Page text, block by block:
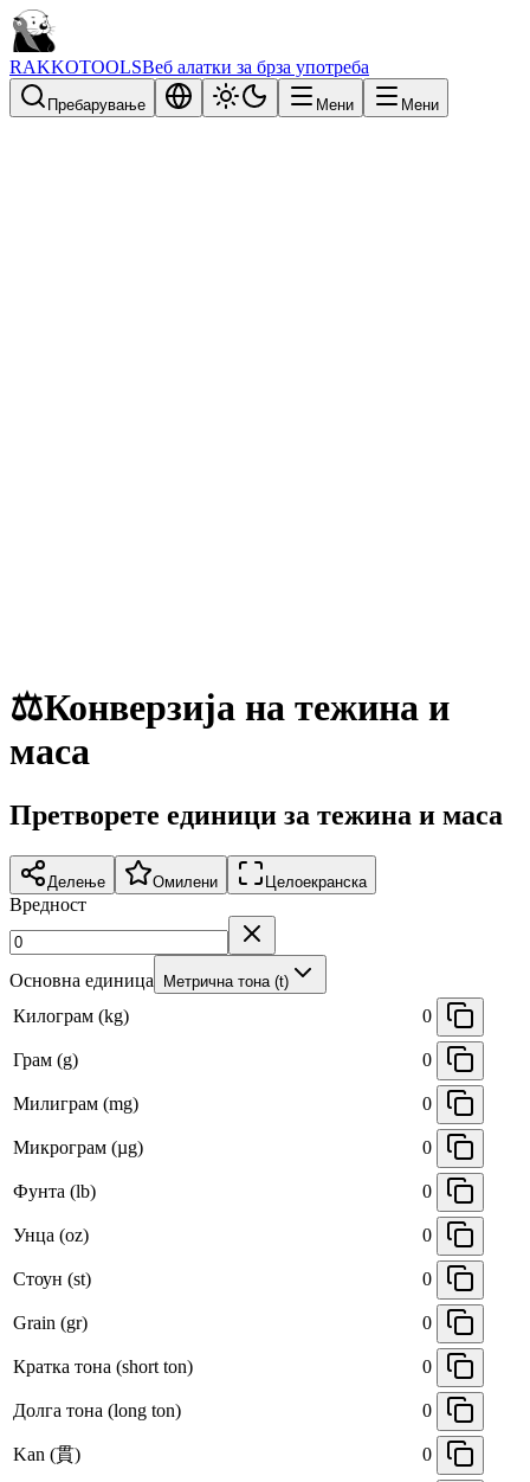
RAKKOTOOLSВеб алатки за брза употреба
Пребарување Мени Мени
⚖️Конверзија на тежина и
маса
Претворете единици за тежина и маса
Делење Омилени Целоекранска
Вредност
Основна единица Метрична тона (t)
Килограм (kg) 0
Грам (g) 0
Милиграм (mg) 0
Микрограм (µg) 0
Фунта (lb) 0
Унца (oz) 0
Стоун (st) 0
Grain (gr) 0
Кратка тона (short ton) 0
Долга тона (long ton) 0
Kan (貫) 0